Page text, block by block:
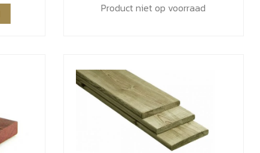
Product niet op voorraad